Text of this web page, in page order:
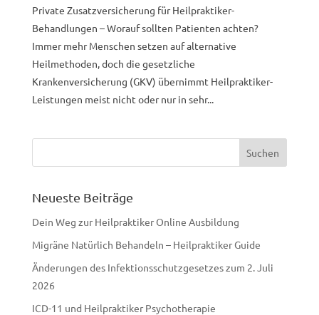
Private Zusatzversicherung für Heilpraktiker-
Behandlungen – Worauf sollten Patienten achten?
Immer mehr Menschen setzen auf alternative
Heilmethoden, doch die gesetzliche
Krankenversicherung (GKV) übernimmt Heilpraktiker-
Leistungen meist nicht oder nur in sehr...
Neueste Beiträge
Dein Weg zur Heilpraktiker Online Ausbildung
Migräne Natürlich Behandeln – Heilpraktiker Guide
Änderungen des Infektionsschutzgesetzes zum 2. Juli
2026
ICD-11 und Heilpraktiker Psychotherapie